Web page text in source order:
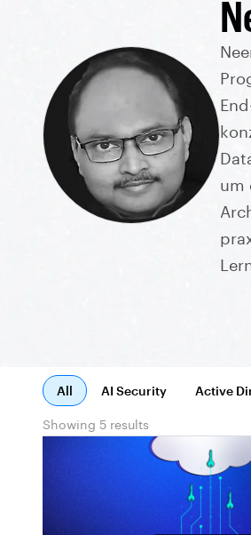
um
All AI Security Active
Showing 5 results